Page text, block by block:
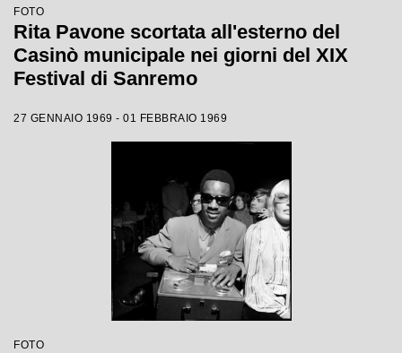
FOTO
Rita Pavone scortata all'esterno del
Casinò municipale nei giorni del XIX
Festival di Sanremo
27 GENNAIO 1969 - 01 FEBBRAIO 1969
FOTO